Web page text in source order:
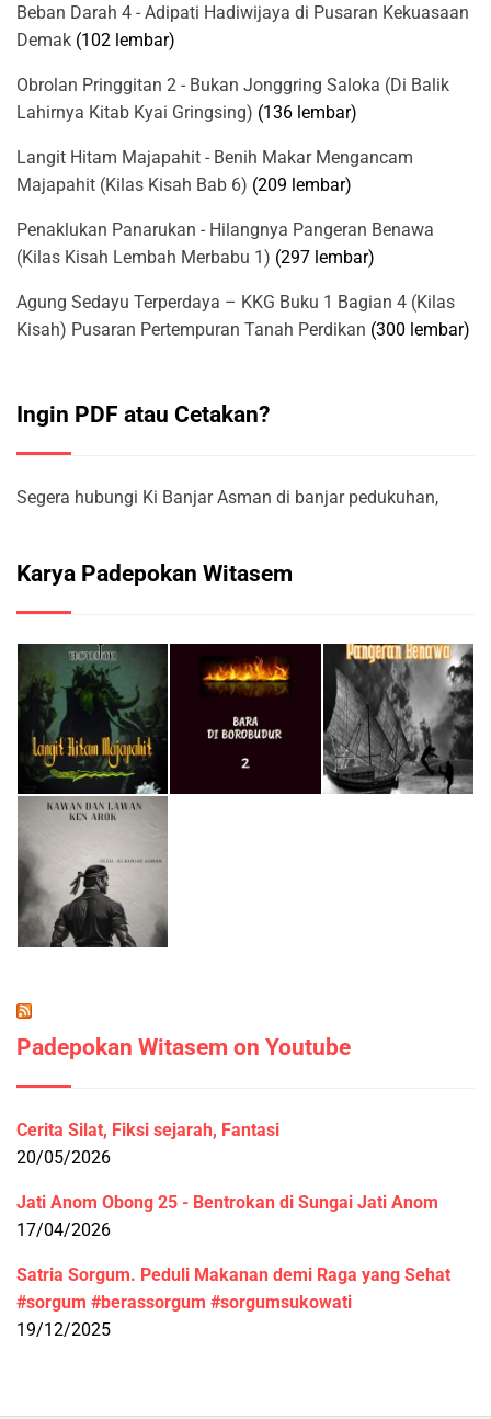
Beban Darah 4 - Adipati Hadiwijaya di Pusaran Kekuasaan
Demak (102 lembar)
Obrolan Pringgitan 2 - Bukan Jonggring Saloka (Di Balik
Lahirnya Kitab Kyai Gringsing) (136 lembar)
Langit Hitam Majapahit - Benih Makar Mengancam
Majapahit (Kilas Kisah Bab 6) (209 lembar)
Penaklukan Panarukan - Hilangnya Pangeran Benawa
(Kilas Kisah Lembah Merbabu 1) (297 lembar)
Agung Sedayu Terperdaya – KKG Buku 1 Bagian 4 (Kilas
Kisah) Pusaran Pertempuran Tanah Perdikan (300 lembar)
Ingin PDF atau Cetakan?
Segera hubungi Ki Banjar Asman di banjar pedukuhan,
Karya Padepokan Witasem
Padepokan Witasem on Youtube
Cerita Silat, Fiksi sejarah, Fantasi
20/05/2026
Jati Anom Obong 25 - Bentrokan di Sungai Jati Anom
17/04/2026
Satria Sorgum. Peduli Makanan demi Raga yang Sehat
#sorgum #berassorgum #sorgumsukowati
19/12/2025